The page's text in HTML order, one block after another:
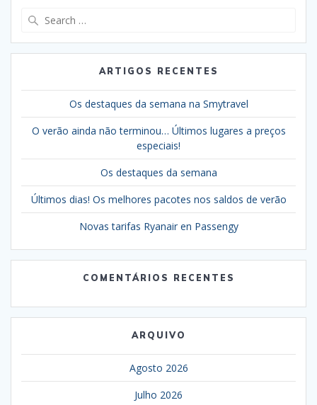
ARTIGOS RECENTES
Os destaques da semana na Smytravel
O verão ainda não terminou… Últimos lugares a preços
especiais!
Os destaques da semana
Últimos dias! Os melhores pacotes nos saldos de verão
Novas tarifas Ryanair en Passengy
COMENTÁRIOS RECENTES
ARQUIVO
Agosto 2026
Julho 2026